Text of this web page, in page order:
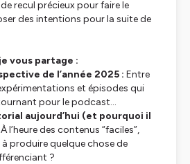
recul précieux pour faire le
des intentions pour la suite de
vous partage :
de l’année 2025 : Entre
et épisodes qui
pour le podcast…
aujourd’hui (et pourquoi il
À l’heure des contenus “faciles”,
produire quelque chose de
?